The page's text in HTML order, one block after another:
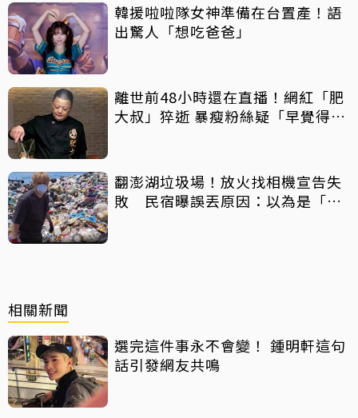
韓援啦啦隊女神準備在台置產！語
出驚人「想吃爸爸」
離世前48小時還在直播！網紅「肥
大叔」猝逝 暴瘦粉絲疑「早覺得不
翻澎湖垃圾場！放火找相機宣告失
敗 民宿曝誤丟原因：以為是「按
相關新聞
選完這件事永不會變！ 鍾明軒這句
話引發網友共鳴